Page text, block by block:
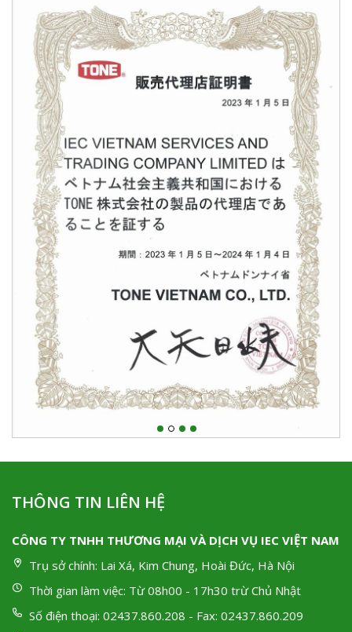
THÔNG TIN LIÊN HỆ
CÔNG TY TNHH THƯƠNG MẠI VÀ DỊCH VỤ IEC VIỆT NAM
Trụ sở chính: Lai Xá, Kim Chung, Hoài Đức, Hà Nội
Thời gian làm việc: Từ 08h00 - 17h30 trừ Chủ Nhật
Số điện thoại: 02437.860.208 - Fax: 02437.860.209